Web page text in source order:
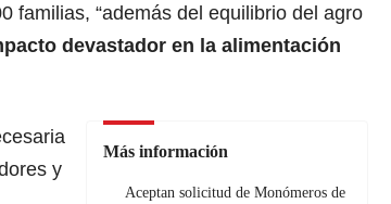
familias, “además del equilibrio del agro
devastador en la alimentación
Más información
Aceptan solicitud de Monómeros de
y